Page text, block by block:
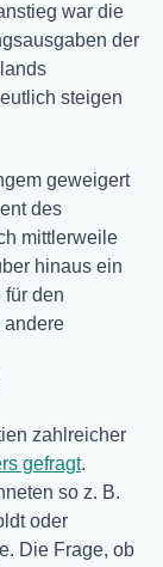
war die
der
steigen
geweigert
des
mittlerweile
hinaus ein
den
andere
zahlreicher
gefragt.
so z. B.
oder
Die Frage, ob